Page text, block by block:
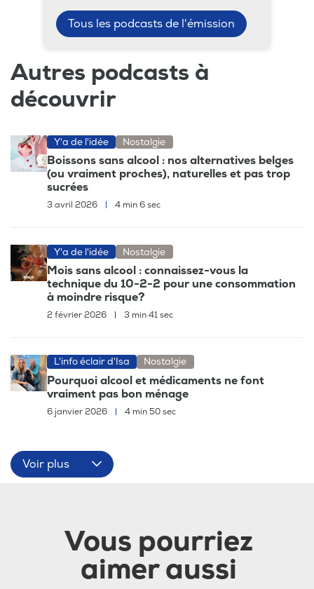
Tous les podcasts de l'émission
Autres podcasts à
découvrir
Y'a de l'idée Nostalgie
Boissons sans alcool : nos alternatives belges
(ou vraiment proches), naturelles et pas trop
sucrées
3 avril 2026 4 min 6 sec
Y'a de l'idée Nostalgie
Mois sans alcool : connaissez-vous la
technique du 10-2-2 pour une consommation
à moindre risque?
2 février 2026 3 min 41 sec
L'info éclair d'Isa Nostalgie
Pourquoi alcool et médicaments ne font
vraiment pas bon ménage
6 janvier 2026 4 min 50 sec
Voir plus
Vous pourriez
aimer aussi